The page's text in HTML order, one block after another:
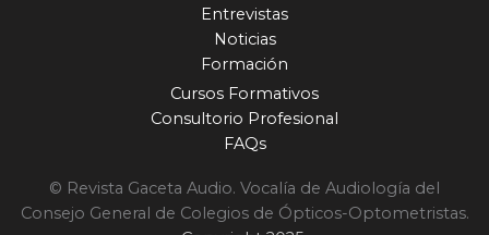
Entrevistas
Noticias
Formación
Cursos Formativos
Consultorio Profesional
FAQs
© Revista Gaceta Audio. Vocalía de Audiología del
Consejo General de Colegios de Ópticos-Optometristas.